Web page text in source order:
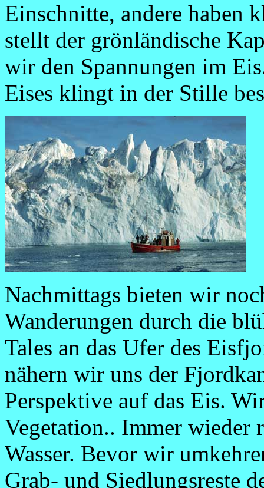
Einschnitte, andere haben
stellt der grönländische
wir den Spannungen im
Eises klingt in der Stille
Nachmittags bieten wir
Wanderungen durch die
Tales an das Ufer des
nähern wir uns der
Perspektive auf das Eis.
Vegetation.. Immer wieder
Wasser. Bevor wir
Grab- und Siedlungsreste